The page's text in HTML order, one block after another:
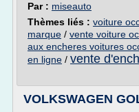
Par : miseauto
Thèmes liés : voiture
marque / vente voiture
aux encheres voitures
en ligne / vente
VOLKSWAGEN